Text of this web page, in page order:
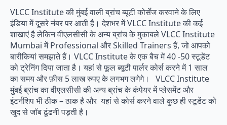
VLCC Institute की मुंबई वाली ब्रांच ब्यूटी कोर्सेज करवाने के लिए
इंडिया में दूसरे नंबर पर आती है। देशभर में VLCC Institute की कई
शाखाएं है लेकिन वीएलसीसी के अन्य ब्रांच के मुकाबले VLCC Institute
Mumbai में Professional और Skilled Trainers हैं, जो आपको
बारीकियां समझाते हैं। VLCC Institute के एक बैच में 40 -50 स्टूडेंट
को ट्रेनिंग दिया जाता है। यहां से फूल ब्यूटी पार्लर कोर्स करने में 1 साल
का समय और फ़ीस 5 लाख रुपए के लगभग लगेगे। VLCC Institute
मुंबई ब्रांच का वीएलसीसी की अन्य ब्रांच के कंपेयर में प्लेसमेंट और
इंटर्नशिप भी ठीक – ठाक है और यहां से कोर्स करने वाले कुछ ही स्टूडेंट को
खुद से जॉब ढूंढनी पड़ती है।